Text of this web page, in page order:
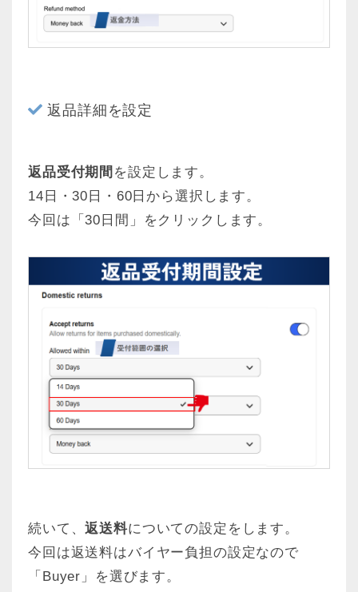
返品詳細を設定
返品受付期間 を設定します。
14日・30日・60日から選択します。
今回は「30日間」をクリックします。
続いて、返送料についての設定をします。
今回は返送料はバイヤー負担の設定なので
「Buyer」を選びます。